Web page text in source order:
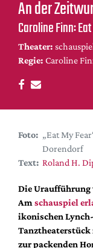
Themen
Internationales
Nachrufe
DdB-map
Festival-Planer
Alle Hefte
Leseproben
Podcast
An der
Caroline Finn:
Theater:
Regie: Caroline
Foto: „Eat My
Dorendorf
Text: Roland H.
Die Uraufführung
Am schauspiel
ikonischen
Tanztheaterstück
zur packenden